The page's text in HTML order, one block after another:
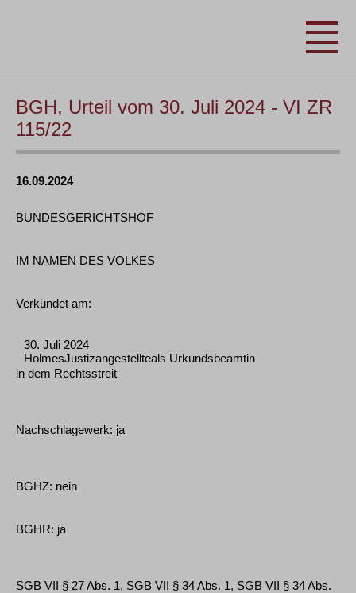
BGH, Urteil vom 30. Juli 2024 - VI ZR
115/22
16.09.2024
BUNDESGERICHTSHOF
IM NAMEN DES VOLKES
Verkündet am:
30. Juli 2024
HolmesJustizangestellteals Urkundsbeamtin
in dem Rechtsstreit
Nachschlagewerk: ja
BGHZ: nein
BGHR: ja
SGB VII § 27 Abs. 1, SGB VII § 34 Abs. 1, SGB VII § 34 Abs.